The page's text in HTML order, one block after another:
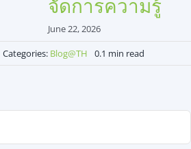
จัดการความรู้
June 22, 2026
Categories: Blog@TH 0.1 min read